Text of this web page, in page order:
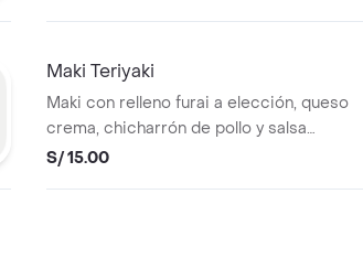
Maki Teriyaki
Maki con relleno furai a elección, queso
crema, chicharrón de pollo y salsa
teriyaki, 10 cortes
S/ 15.00